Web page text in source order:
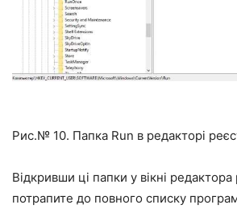
Рис.№ 10. Папка Run в редакторі
Відкривши ці папки у вікні редактора
потрапите до повного списку